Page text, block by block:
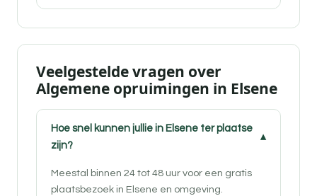
Veelgestelde vragen over
Algemene opruimingen in Elsene
Hoe snel kunnen jullie in Elsene ter plaatse
zijn?
Meestal binnen 24 tot 48 uur voor een gratis
plaatsbezoek in Elsene en omgeving.